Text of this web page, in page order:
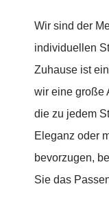
Wir sind der
individuellen
Zuhause ist
wir eine große
die zu jedem
Eleganz oder
bevorzugen,
Sie das